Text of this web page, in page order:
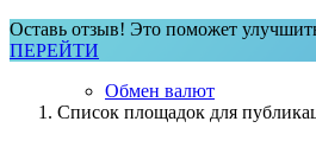
Оставь отзыв! Это поможет
ПЕРЕЙТИ
Обмен валют
Список площадок для